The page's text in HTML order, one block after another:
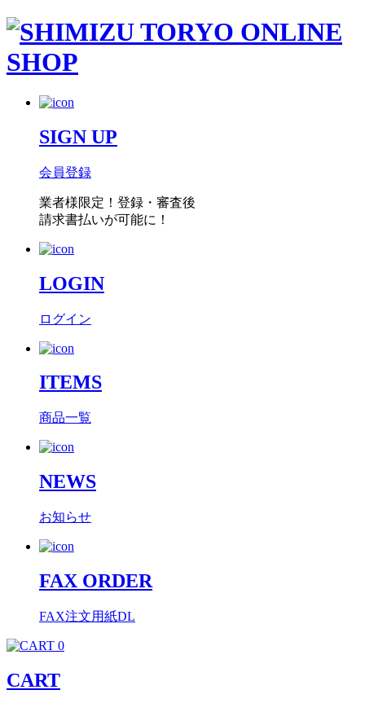
SIGN UP
会員登録
業者様限定！ 登録・審査後
請求書払いが可能に！
LOGIN
ログイン
ITEMS
商品一覧
NEWS
お知らせ
FAX ORDER
FAX注文用紙DL
0
CART